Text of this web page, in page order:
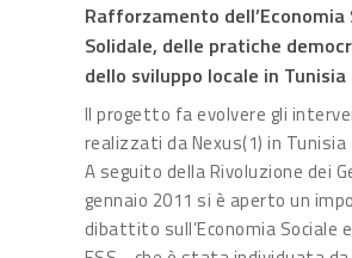
Rafforzamento dell’Economia
Solidale, delle pratiche
dello sviluppo locale in Tunisia
Il progetto fa evolvere gli
realizzati da Nexus(1) in Tunisia
A seguito della Rivoluzione dei
gennaio 2011 si è aperto un
dibattito sull’Economia Sociale